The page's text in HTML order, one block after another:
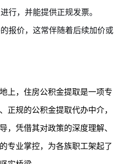
行，并能提供正规发票。
报价，这常伴随着后续加价或
上，住房公积金提取是一项专
正规的公积金提取代办中介，
，凭借其对政策的深度理解、
专业掌控，为各族职工架起了